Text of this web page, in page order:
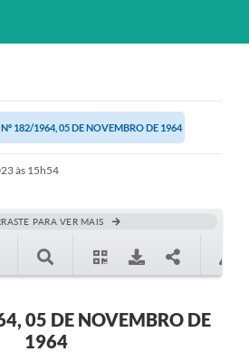
Nº 182/1964, 05 DE NOVEMBRO DE 1964
às 15h54
PARA VER MAIS
05 DE NOVEMBRO DE
1964